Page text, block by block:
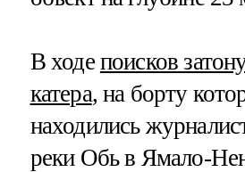
В ходе поисков
катера, на борту
находились
реки Обь в Ямало-